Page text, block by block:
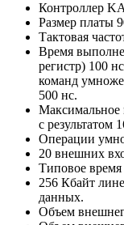
Контроллер
Размер платы
Тактовая
Время
регистр) 100
команд
500 нс.
Максимальное
с результатом
Операции
20 внешних
Типовое
256 Кбайт
данных.
Объем